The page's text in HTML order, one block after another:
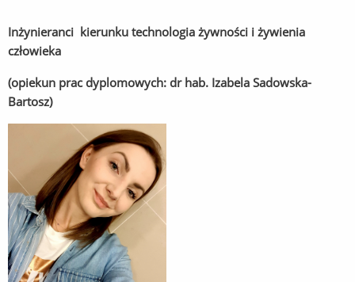
Inżynieranci kierunku technologia żywności i żywienia
człowieka
(opiekun prac dyplomowych: dr hab. Izabela Sadowska-
Bartosz)